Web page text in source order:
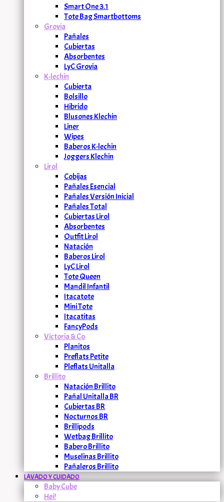
Smart One 3.1
Tote Bag Smartbottoms
Grovia
Pañales
Cubiertas
Absorbentes
LyC Grovia
K-lechin
Cubierta
Bolsillo
Hibrido
Blusones Klechin
Liner
Wipes
Baberos K-lechin
Joggers Klechin
Lirol
Cobijas
Pañales Esencial
Pañales Versión Inicial
Pañales Total
Cubiertas Lirol
Absorbentes
Outfit Lirol
Natación
Baberos Lirol
LyC Lirol
Tote Queen
Mandil Infantil
Itacatote
Mini Tote
Itacatitas
FancyPods
Victoria & Co
Planitos
Preflats Petite
Pleflats Unitalla
Brillito
Natación Brillito
Pañal Unitalla BR
Cubiertas BR
Nocturnos BR
Brillipods
Wetbag Brillito
Babero Brillito
Muselinas Brillito
Pañaleros Brillito
LAVADO Y CUIDADO
Baby Cube
Hei!